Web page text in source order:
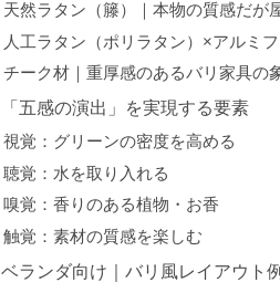
天然ラタン（籐）｜本物の質感だが
人工ラタン（ポリラタン）×アルミ
チーク材｜重厚感のあるバリ家具の
「五感の演出」を実現する要素
視覚：グリーンの密度を高める
聴覚：水を取り入れる
嗅覚：香りのある植物・お香
触覚：素材の質感を楽しむ
ベランダ向け｜バリ風レイアウト